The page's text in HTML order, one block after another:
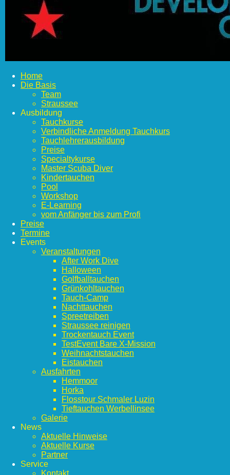
Home
Die Basis
Team
Straussee
Ausbildung
Tauchkurse
Verbindliche Anmeldung Tauchkurs
Tauchlehrerausbildung
Preise
Specialtykurse
Master Scuba Diver
Kindertauchen
Pool
Workshop
E-Learning
vom Anfänger bis zum Profi
Preise
Termine
Events
Veranstaltungen
After Work Dive
Halloween
Golfballtauchen
Grünkohltauchen
Tauch-Camp
Nachttauchen
Spreetreiben
Straussee reinigen
Trockentauch Event
TestEvent Bare X-Mission
Weihnachtstauchen
Eistauchen
Ausfahrten
Hemmoor
Horka
Flosstour Schmaler Luzin
Tieftauchen Werbellinsee
Galerie
News
Aktuelle Hinweise
Aktuelle Kurse
Partner
Service
Kontakt